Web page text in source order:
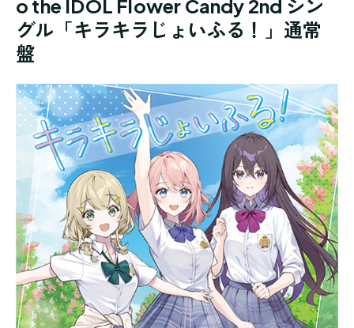
o the IDOL Flower Candy 2nd シン
グル「キラキラじょいふる！」通常
盤